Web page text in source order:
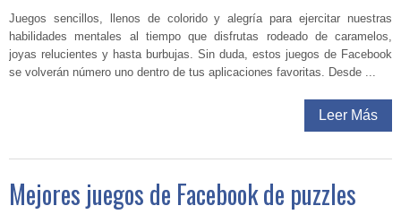
Juegos sencillos, llenos de colorido y alegría para ejercitar nuestras
habilidades mentales al tiempo que disfrutas rodeado de caramelos,
joyas relucientes y hasta burbujas. Sin duda, estos juegos de Facebook
se volverán número uno dentro de tus aplicaciones favoritas. Desde ...
Leer Más
Mejores juegos de Facebook de puzzles